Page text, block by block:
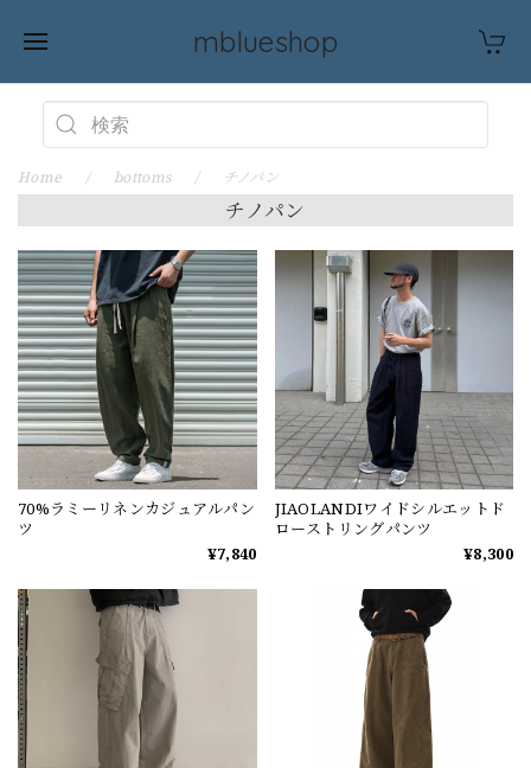
mblueshop
Home bottoms チノパン
チノパン
70%ラミーリネンカジュアルパン
ツ
¥7,840
JIAOLANDIワイドシルエットド
ローストリングパンツ
¥8,300